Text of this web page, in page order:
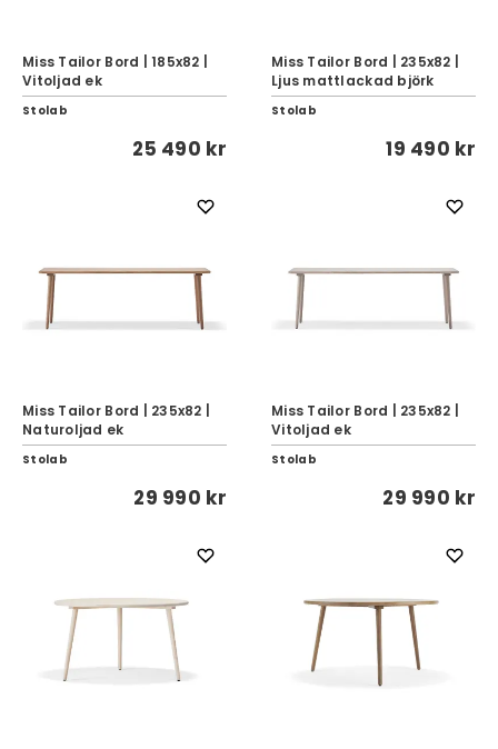
Miss Tailor Bord | 185x82 |
Vitoljad ek
Stolab
25 490 kr
Miss Tailor Bord | 235x82 |
Ljus mattlackad björk
Stolab
19 490 kr
Miss Tailor Bord | 235x82 |
Naturoljad ek
Stolab
29 990 kr
Miss Tailor Bord | 235x82 |
Vitoljad ek
Stolab
29 990 kr